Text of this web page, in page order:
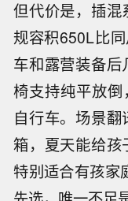
但代价是，插混
规容积650L比
车和露营装备
椅支持纯平放
自行车。场景
箱，夏天能给孩
特别适合有孩家